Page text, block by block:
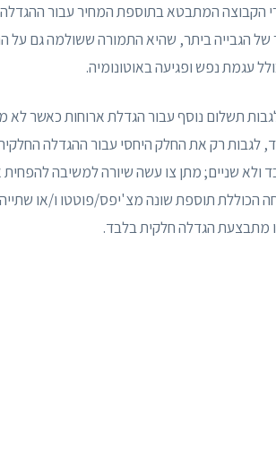
הקבוצה המתבטא בתוספת המחיר עבור
של הגבייה ביתר, שהיא התמורה ששולמה גם על
עגמת נפש ופגיעה באוטונומיה.
תשלום נוסף עבור הגדלת ארוחות כאשר לא
רק את החלק היחסי עבור ההגדלה החלקית
ולא שניים; מתן צו עשה שיורה למשיבה
הכוללת תוספת שונה מצ'יפס/פוטטו ו/או
מתבצעת הגדלה חלקית בלבד.